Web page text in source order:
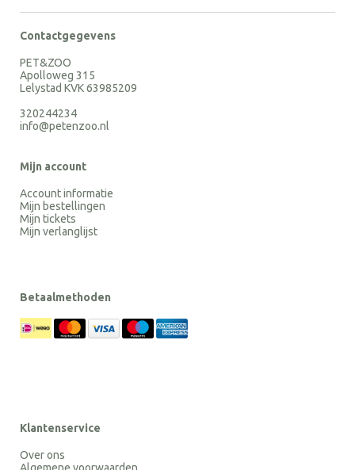
Contactgegevens
PET&ZOO
Apolloweg 315
Lelystad KVK 63985209
320244234
info@petenzoo.nl
Mijn account
Account informatie
Mijn bestellingen
Mijn tickets
Mijn verlanglijst
Betaalmethoden
Klantenservice
Over ons